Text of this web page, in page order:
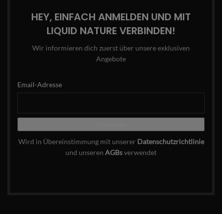
HEY, EINFACH ANMELDEN UND MIT
LIQUID NATURE VERBINDEN!
Wir informieren dich zuerst über unsere exklusiven
Angebote
Email-Adresse
Wird in Übereinstimmung mit unserer Datenschutzrichtlinie
und unseren AGBsverwendet